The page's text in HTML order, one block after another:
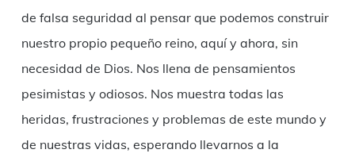
de falsa seguridad al pensar que podemos construir
nuestro propio pequeño reino, aquí y ahora, sin
necesidad de Dios. Nos llena de pensamientos
pesimistas y odiosos. Nos muestra todas las
heridas, frustraciones y problemas de este mundo y
de nuestras vidas, esperando llevarnos a la